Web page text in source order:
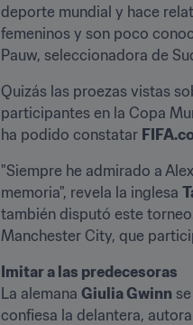
deporte mundial y hace
femeninos y son poco
Pauw, seleccionadora de
Quizás las proezas vistas
participantes en la Copa
ha podido constatar
"Siempre he admirado a
memoria", revela la inglesa
también disputó este
Manchester City, que
Imitar a las predecesoras
La alemana Giulia Gwinn
confiesa la delantera,